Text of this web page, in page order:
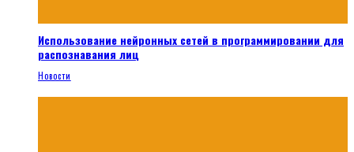
Использование нейронных сетей в программировании для
распознавания лиц
Новости